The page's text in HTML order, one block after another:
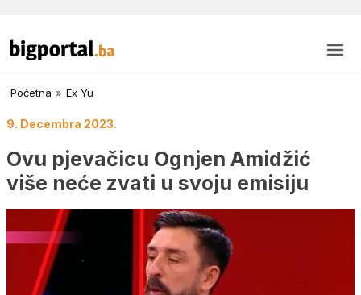
Početna » Ex Yu
9. Decembra 2023.
Ovu pjevačicu Ognjen Amidžić
više neće zvati u svoju emisiju